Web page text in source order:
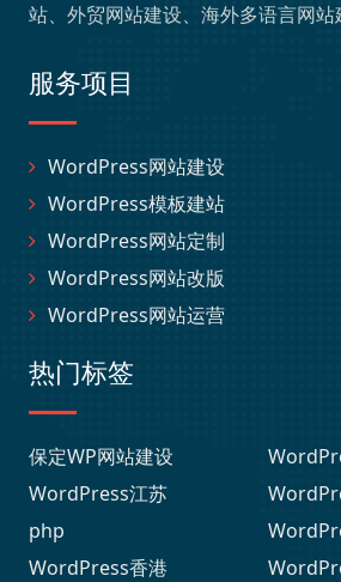
站、外贸网站建设、海外多语言网站
服务项目
WordPress网站建设
WordPress模板建站
WordPress网站定制
WordPress网站改版
WordPress网站运营
热门标签
保定WP网站建设
WordPress江苏
php
WordPress香港